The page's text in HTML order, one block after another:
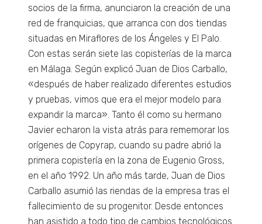
socios de la firma, anunciaron la creación de una
red de franquicias, que arranca con dos tiendas
situadas en Miraflores de los Ángeles y El Palo.
Con estas serán siete las copisterías de la marca
en Málaga. Según explicó Juan de Dios Carballo,
«después de haber realizado diferentes estudios
y pruebas, vimos que era el mejor modelo para
expandir la marca». Tanto él como su hermano
Javier echaron la vista atrás para rememorar los
orígenes de Copyrap, cuando su padre abrió la
primera copistería en la zona de Eugenio Gross,
en el año 1992. Un año más tarde, Juan de Dios
Carballo asumió las riendas de la empresa tras el
fallecimiento de su progenitor. Desde entonces
han asistido a todo tipo de cambios tecnológicos
mejorar la
funcionalidad
y estructura
de la web, en
base a cómo
web.
Experiencia
nuestra web
funcione lo
mejor posible
durante tu
visita. Si
rechaza estas
cookies,
algunas